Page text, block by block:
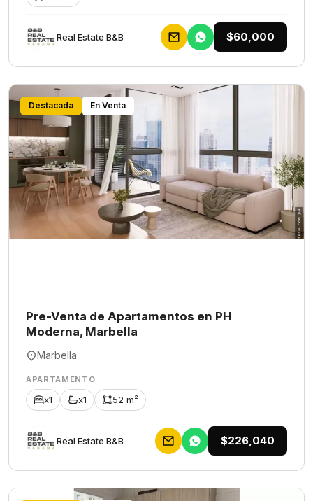
Rеаl Еstаtе В&В $60,000
Destacada En Venta
Pre-Venta de Apartamentos en PH
Moderna, Marbella
Marbella
APARTAMENTO
x1 x1 52 m²
Rеаl Еstаtе В&В $226,040